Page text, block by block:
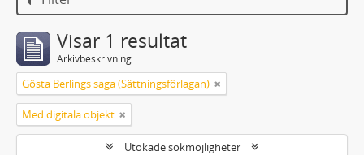
Visar 1 resultat
Arkivbeskrivning
Gösta Berlings saga (Sättningsförlagan)
Med digitala objekt
Utökade sökmöjligheter